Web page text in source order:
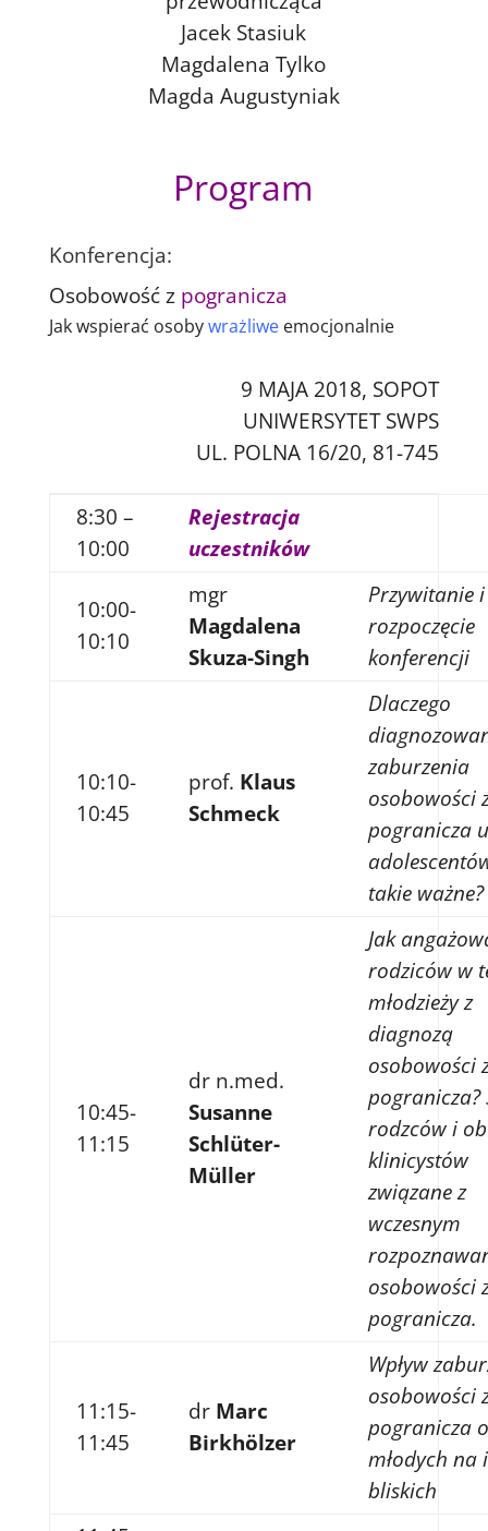
Jacek Stasiuk
Magdalena Tylko
Magda Augustyniak
Program
Konferencja:
Osobowość z pogranicza
Jak wspierać osobywrażliweemocjonalnie
9 MAJA 2018, SOPOT
UNIWERSYTET SWPS
UL. POLNA 16/20, 81-745
8:30 –
10:00
Rejestracja
uczestników
10:00-
10:10
mgr
Magdalena
Skuza-Singh
Przywitanie i
rozpoczęcie
konferencji
10:10-
10:45
prof. Klaus
Schmeck
Dlaczego
zaburzenia
osobowości
pogranicza u
takie ważne?
10:45-
11:15
dr n.med.
Susanne
Schlüter-
Müller
Jak
rodziców w
młodzieży z
diagnozą
osobowości
pogranicza?
rodzców i
klinicystów
związane z
wczesnym
osobowości
pogranicza.
11:15-
11:45
dr Marc
Birkhölzer
Wpływ
osobowości
pogranicza
młodych na
bliskich